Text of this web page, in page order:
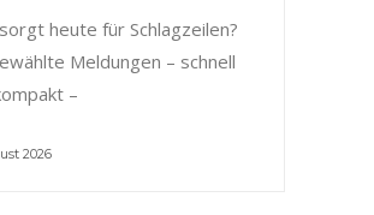
heute für Schlagzeilen?
Meldungen – schnell
–
2026